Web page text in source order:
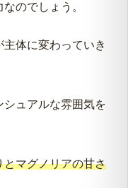
のでしょう。
体に変わっていき
ュアルな雰囲気を
とマグノリアの甘さ